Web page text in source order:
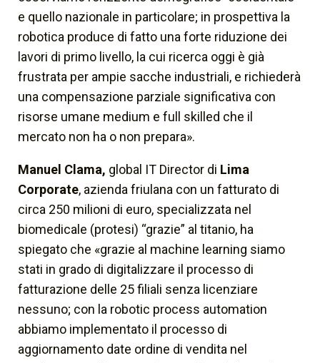
e quello nazionale in particolare; in prospettiva la
robotica produce di fatto una forte riduzione dei
lavori di primo livello, la cui ricerca oggi è già
frustrata per ampie sacche industriali, e richiederà
una compensazione parziale significativa con
risorse umane medium e full skilled che il
mercato non ha o non prepara».
Manuel Clama, global IT Director di Lima
Corporate, azienda friulana con un fatturato di
circa 250 milioni di euro, specializzata nel
biomedicale (protesi) “grazie” al titanio, ha
spiegato che «grazie al machine learning siamo
stati in grado di digitalizzare il processo di
fatturazione delle 25 filiali senza licenziare
nessuno; con la robotic process automation
abbiamo implementato il processo di
aggiornamento date ordine di vendita nel